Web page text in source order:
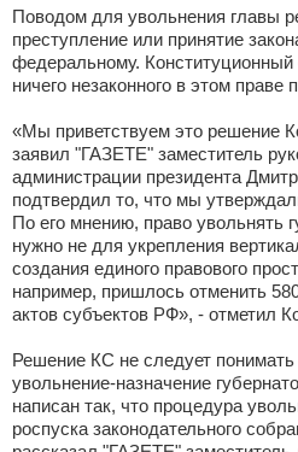
Поводом для увольнения главы
преступление или принятие
федеральному. Конституционный
ничего незаконного в этом праве
«Мы приветствуем это решение
заявил "ГАЗЕТЕ" заместитель
администрации президента
подтвердил то, что мы
По его мнению, право увольнять
нужно не для укрепления
создания единого правового
например, пришлось отменить
актов субъектов РФ», - отметил
Решение КС не следует понимать
увольнение-назначение
написан так, что процедура
роспуска законодательного